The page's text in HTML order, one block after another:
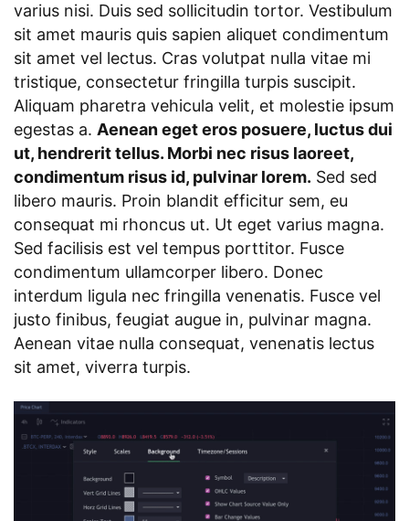
varius nisi. Duis sed sollicitudin tortor. Vestibulum
sit amet mauris quis sapien aliquet condimentum
sit amet vel lectus. Cras volutpat nulla vitae mi
tristique, consectetur fringilla turpis suscipit.
Aliquam pharetra vehicula velit, et molestie ipsum
egestas a.Aenean eget eros posuere, luctus dui
ut, hendrerit tellus. Morbi nec risus laoreet,
condimentum risus id, pulvinar lorem. Sed sed
libero mauris. Proin blandit efficitur sem, eu
consequat mi rhoncus ut. Ut eget varius magna.
Sed facilisis est vel tempus porttitor. Fusce
condimentum ullamcorper libero. Donec
interdum ligula nec fringilla venenatis. Fusce vel
justo finibus, feugiat augue in, pulvinar magna.
Aenean vitae nulla consequat, venenatis lectus
sit amet, viverra turpis.